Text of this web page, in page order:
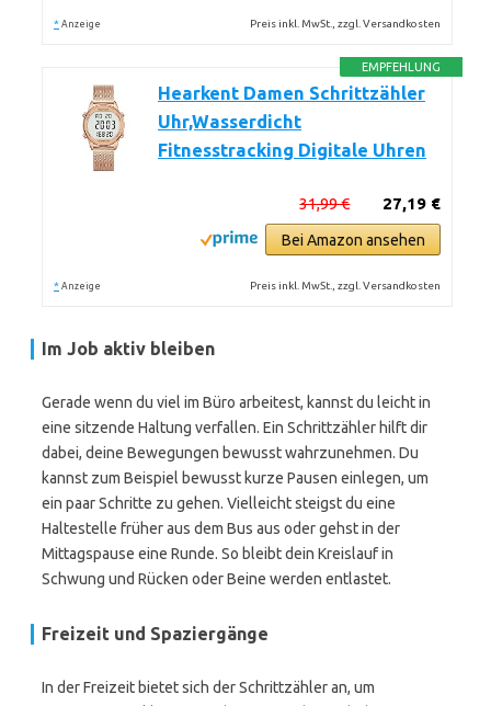
* Anzeige Preis inkl. MwSt., zzgl. Versandkosten
EMPFEHLUNG
Hearkent Damen Schrittzähler
Uhr,Wasserdicht
Fitnesstracking Digitale Uhren
27,19 €
31,99 €
Bei Amazon ansehen
* Anzeige Preis inkl. MwSt., zzgl. Versandkosten
Im Job aktiv bleiben
Gerade wenn du viel im Büro arbeitest, kannst du leicht in
eine sitzende Haltung verfallen. Ein Schrittzähler hilft dir
dabei, deine Bewegungen bewusst wahrzunehmen. Du
kannst zum Beispiel bewusst kurze Pausen einlegen, um
ein paar Schritte zu gehen. Vielleicht steigst du eine
Haltestelle früher aus dem Bus aus oder gehst in der
Mittagspause eine Runde. So bleibt dein Kreislauf in
Schwung und Rücken oder Beine werden entlastet.
Freizeit und Spaziergänge
In der Freizeit bietet sich der Schrittzähler an, um